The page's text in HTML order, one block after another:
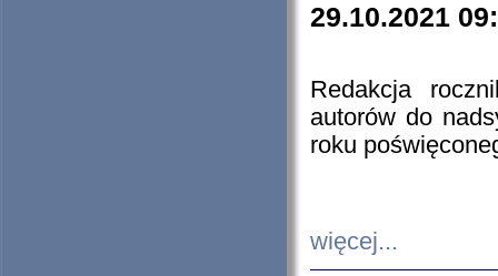
29.10.2021
Redakcja
autorów do
roku
więcej...